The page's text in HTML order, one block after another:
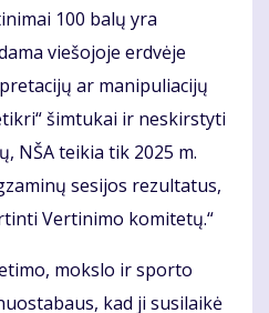
100 balų yra
viešojoje erdvėje
ar manipuliacijų
šimtukai ir neskirstyti
NŠA teikia tik 2025 m.
sesijos rezultatus,
Vertinimo komitetų.“
mokslo ir sporto
kad ji susilaikė